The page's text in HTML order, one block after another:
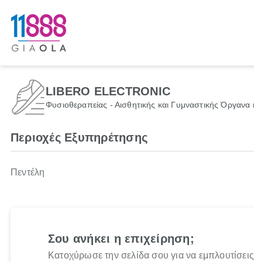
LIBERO ELECTRONIC
Φυσιοθεραπείας - Αισθητικής και Γυμναστικής
Περιοχές Εξυπηρέτησης
Πεντέλη
Σου ανήκει η επιχείρηση;
Κατοχύρωσε την σελίδα σου για να